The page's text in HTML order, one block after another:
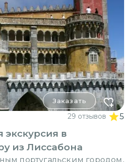
Заказать
29 отзывов 5
в
из Лиссабона
португальским городом,